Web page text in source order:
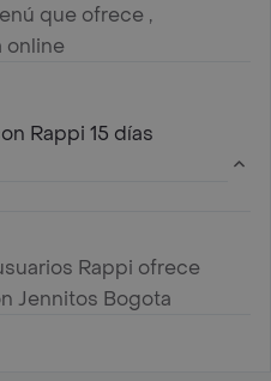
que ofrece ,
online
Rappi 15 días
Rappi ofrece
Jennitos Bogota